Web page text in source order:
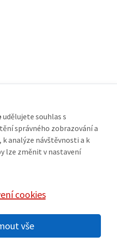
udělujete souhlas s
správného zobrazování a
analýze návštěvnosti a k
lze změnit v nastavení
cookies
vše